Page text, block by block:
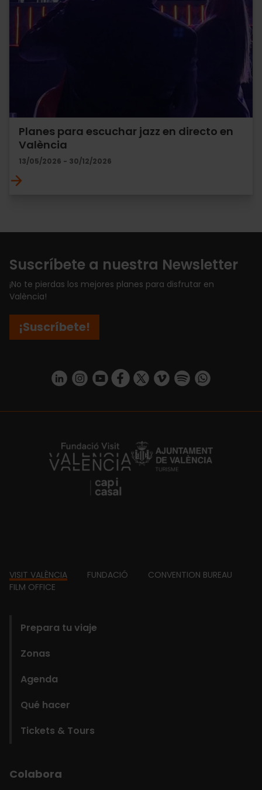
Planes para escuchar jazz en directo en
València
13/05/2026 - 30/12/2026
Suscríbete a nuestra Newsletter
¡No te pierdas los mejores planes para disfrutar en
València!
¡Suscríbete!
https://www.linkedin.com/company/turismo-valencia/mycompany/
https://www.instagram.com/visit_valencia/
https://www.youtube.com/user/
https://www.facebook.com/
https://twitter.com/
https://vimeo.com/
https://https://api.whatsapp.com/
https://fundacion.visitvalencia.com/
Footer
VISIT VALÈNCIA FUNDACIÓ
CONVENTION BUREAU
FILM OFFICE
Prepara tu viaje
Zonas
Agenda
Qué hacer
Tickets & Tours
Colabora